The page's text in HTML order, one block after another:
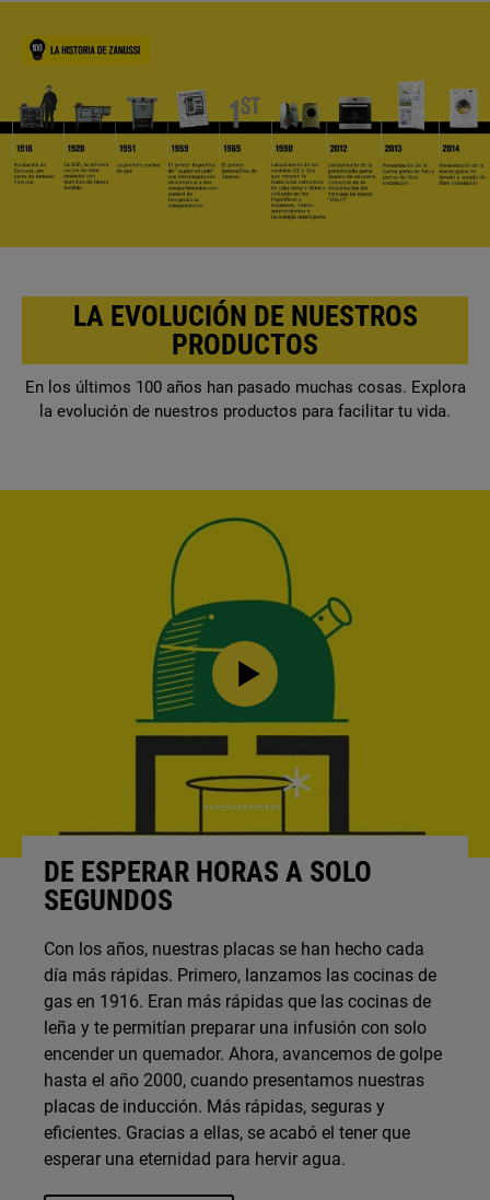
LA EVOLUCIÓN DE NUESTROS
PRODUCTOS
En los últimos 100 años han pasado muchas cosas. Explora
la evolución de nuestros productos para facilitar tu vida.
DE ESPERAR HORAS A SOLO
SEGUNDOS
Con los años, nuestras placas se han hecho cada
día más rápidas. Primero, lanzamos las cocinas de
gas en 1916. Eran más rápidas que las cocinas de
leña y te permitían preparar una infusión con solo
encender un quemador. Ahora, avancemos de golpe
hasta el año 2000, cuando presentamos nuestras
placas de inducción. Más rápidas, seguras y
eficientes. Gracias a ellas, se acabó el tener que
esperar una eternidad para hervir agua.